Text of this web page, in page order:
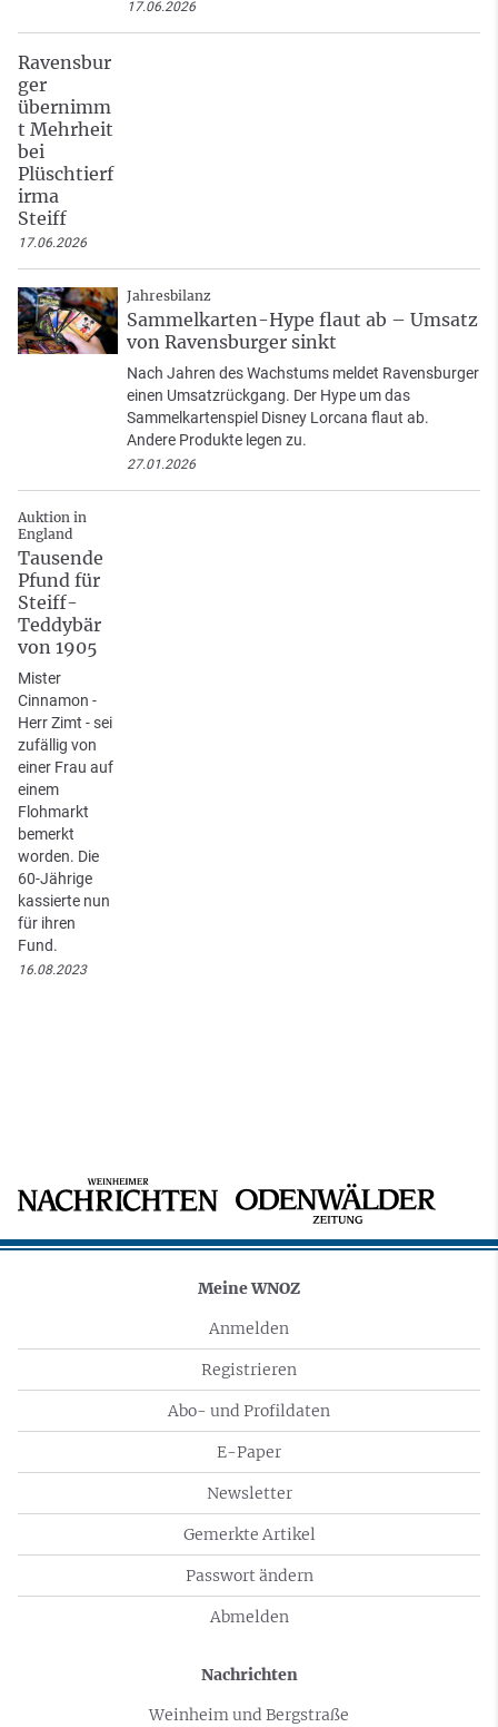
17.06.2026
Ravensbur
ger
übernimm
t Mehrheit
bei
Plüschtierf
irma
Steiff
17.06.2026
Jahresbilanz
Sammelkarten-Hype flaut ab – Umsatz
von Ravensburger sinkt
Nach Jahren des Wachstums meldet Ravensburger
einen Umsatzrückgang. Der Hype um das
Sammelkartenspiel Disney Lorcana flaut ab.
Andere Produkte legen zu.
27.01.2026
Auktion in
England
Tausende
Pfund für
Steiff-
Teddybär
von 1905
Mister
Cinnamon -
Herr Zimt - sei
zufällig von
einer Frau auf
einem
Flohmarkt
bemerkt
worden. Die
60-Jährige
kassierte nun
für ihren
Fund.
16.08.2023
Meine WNOZ
Anmelden
Registrieren
Abo- und Profildaten
E-Paper
Newsletter
Gemerkte Artikel
Passwort ändern
Abmelden
Nachrichten
Weinheim und Bergstraße